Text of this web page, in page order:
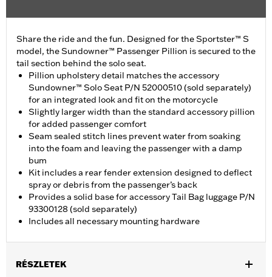
Share the ride and the fun. Designed for the Sportster™ S
model, the Sundowner™ Passenger Pillion is secured to the
tail section behind the solo seat.
Pillion upholstery detail matches the accessory
Sundowner™ Solo Seat P/N 52000510 (sold separately)
for an integrated look and fit on the motorcycle
Slightly larger width than the standard accessory pillion
for added passenger comfort
Seam sealed stitch lines prevent water from soaking
into the foam and leaving the passenger with a damp
bum
Kit includes a rear fender extension designed to deflect
spray or debris from the passenger’s back
Provides a solid base for accessory Tail Bag luggage P/N
93300128 (sold separately)
Includes all necessary mounting hardware
RÉSZLETEK